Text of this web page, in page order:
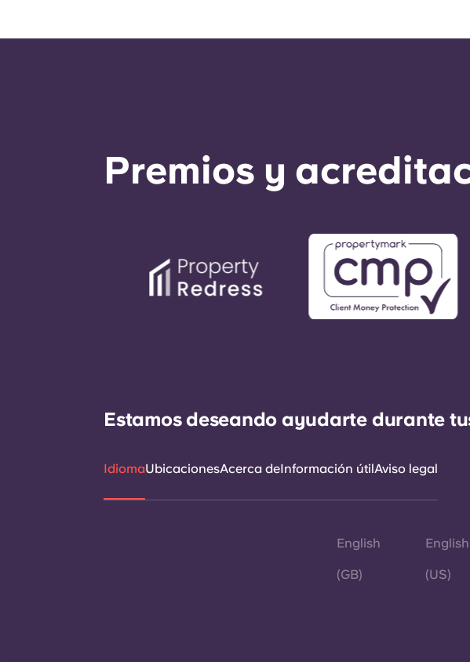
Premios y
Estamos deseando ayudarte durante
IdiomaUbicacionesAcerca deInformación útilAviso legal
English
(GB)
English
(US)